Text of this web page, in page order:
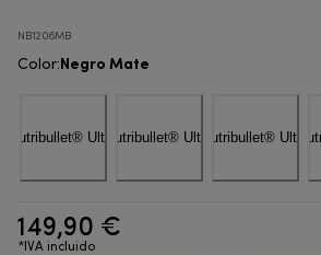
NB1206MB
Color:Negro Mate
149,90 €
*IVA incluido